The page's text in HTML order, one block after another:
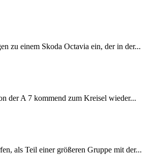
zu einem Skoda Octavia ein, der in der...
der A 7 kommend zum Kreisel wieder...
als Teil einer größeren Gruppe mit der...